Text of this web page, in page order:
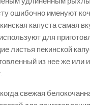
ошибочно именуют
капуста самая
для
листья пекинской
из нее же или
свежая